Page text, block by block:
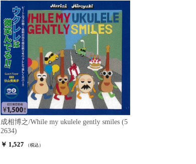
成相博之/While my ukulele gently smiles (5
2634)
￥ 1,527
（税込）